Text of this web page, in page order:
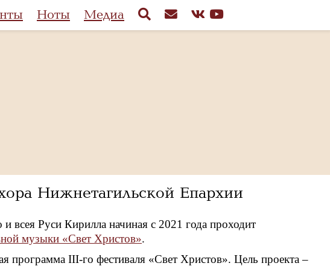
Ноты Медиа
Нижнетагильской Епархии
всея Руси Кирилла начиная с 2021 года проходит
музыки «Свет Христов».
программа III-го фестиваля «Свет Христов». Цель проекта –